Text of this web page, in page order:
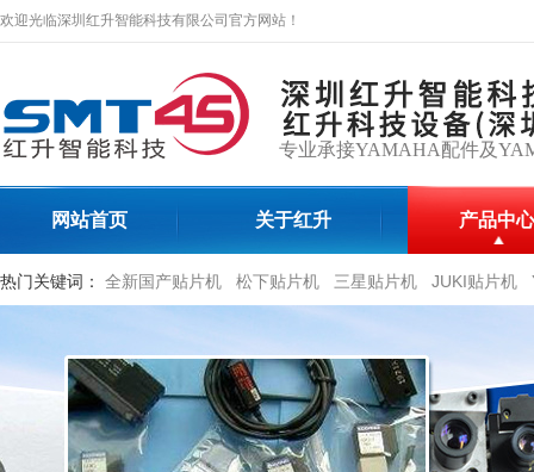
欢迎光临深圳红升智能科技有限公司官方网站！
专业承接YAMAHA配件及
网站首页 关于红升 产品中心
热门关键词： 全新国产贴片机 松下贴片机 三星贴片机 JUKI贴片机